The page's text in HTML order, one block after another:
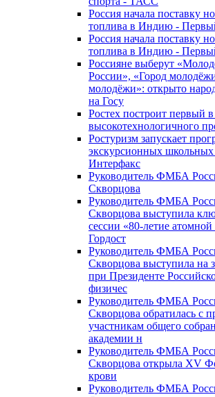
Россия начала поставку
топлива в Индию -
Россия начала поставку
топлива в Индию -
Россияне выберут
России», «Город
молодёжи»: открыто
на Госу
Ростех построит первый
высокотехнологичного
Ростуризм запускает
экскурсионных школьных
Интерфакс
Руководитель ФМБА
Скворцова
Руководитель ФМБА
Скворцова выступила
сессии «80-летие
Гордост
Руководитель ФМБА
Скворцова выступила на
при Президенте
физичес
Руководитель ФМБА
Скворцова обратилась с
участникам общего
академии н
Руководитель ФМБА
Скворцова открыла XV
крови
Руководитель ФМБА